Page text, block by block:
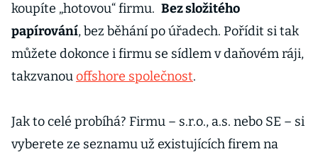
koupíte „hotovou“ firmu. Bez složitého
papírování, bez běhání po úřadech. Pořídit si tak
můžete dokonce i firmu se sídlem v daňovém ráji,
takzvanouoffshore společnost.
Jak to celé probíhá? Firmu – s.r.o., a.s. nebo SE – si
vyberete ze seznamu už existujících firem na